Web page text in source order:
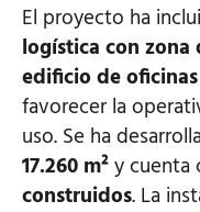
El proyecto ha
logística con zona
edificio de
favorecer la
uso. Se ha
17.260 m²y cuenta
construidos. La